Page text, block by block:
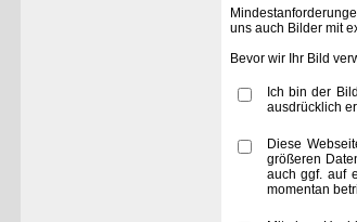
uns auch Bilder mit
Bevor wir Ihr Bild
Ich bin der
ausdrücklich
Diese
größeren
auch ggf. auf
momentan